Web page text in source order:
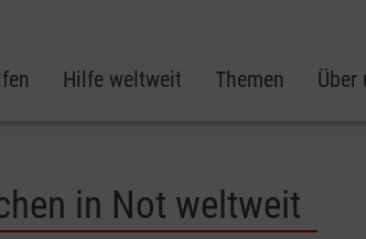
Hilfe weltweit Themen Über
in Not weltweit